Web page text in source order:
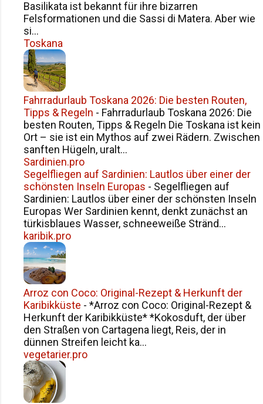
persönlicher Showroom. Dort arbeitete
sie mit Stoffen, Schnitten und Ideen –
Basilikata ist bekannt für ihre bizarren
Felsformationen und die Sassi di Matera. Aber wie
si...
Toskana
Fahrradurlaub Toskana 2026: Die besten Routen,
Tipps & Regeln - Fahrradurlaub Toskana 2026: Die
besten Routen, Tipps & Regeln Die Toskana ist kein
Ort – sie ist ein Mythos auf zwei Rädern. Zwischen
sanften Hügeln, uralt...
Sardinien.pro
Segelfliegen auf Sardinien: Lautlos über einer der
schönsten Inseln Europas - Segelfliegen auf
Sardinien: Lautlos über einer der schönsten Inseln
Europas Wer Sardinien kennt, denkt zunächst an
türkisblaues Wasser, schneeweiße Stränd...
karibik.pro
Arroz con Coco: Original-Rezept & Herkunft der
Karibikküste - *Arroz con Coco: Original-Rezept &
Herkunft der Karibikküste* *Kokosduft, der über
den Straßen von Cartagena liegt, Reis, der in
dünnen Streifen leicht ka...
vegetarier.pro